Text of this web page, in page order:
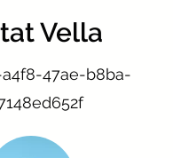
Vella
47ae-b8ba-